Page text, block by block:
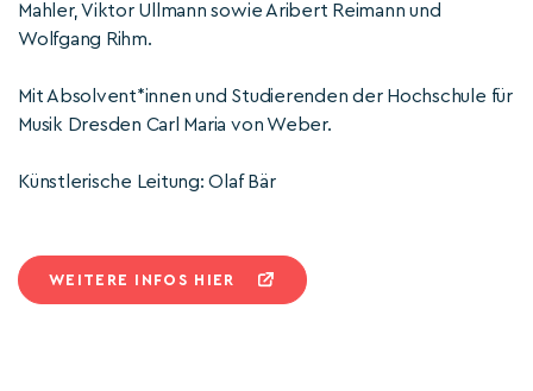
Mahler, Viktor Ullmann sowie Aribert Reimann und
Wolfgang Rihm.
Mit Absolvent*innen und Studierenden der Hochschule für
Musik Dresden Carl Maria von Weber.
Künstlerische Leitung: Olaf Bär
WEITERE INFOS HIER